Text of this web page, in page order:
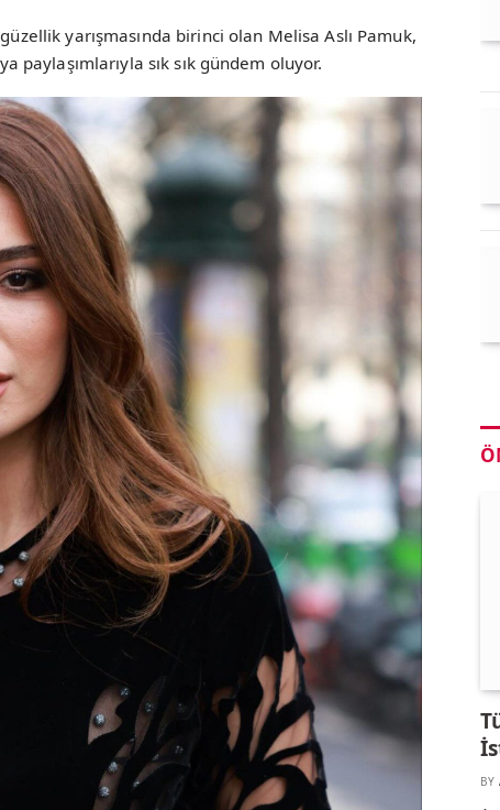
yarışmasında birinci olan Melisa Aslı Pamuk,
paylaşımlarıyla sık sık gündem oluyor.
BY